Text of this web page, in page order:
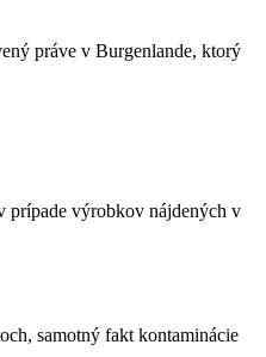
práve v Burgenlande, ktorý
prípade výrobkov nájdených v
samotný fakt kontaminácie